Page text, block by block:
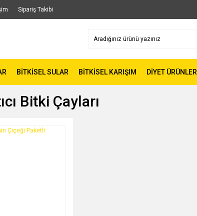
Sipariş Takibi
BİTKİSEL SULAR BİTKİSEL KARIŞIM DİYET ÜRÜNLER
Bitki Çayları